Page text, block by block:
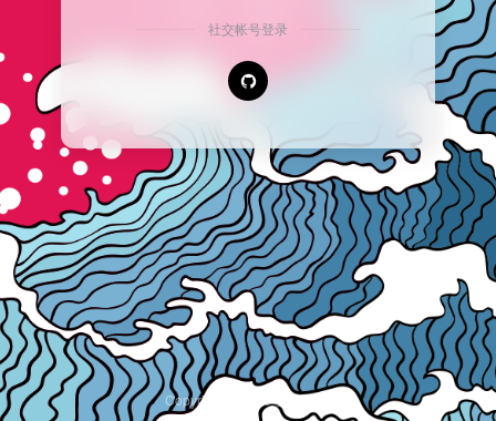
社交帐号登录
Copyright © 2026安逸导航